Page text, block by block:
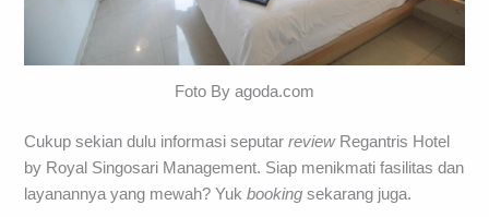
Foto By agoda.com
Cukup sekian dulu informasi seputarreviewRegantris Hotel
by Royal Singosari Management. Siap menikmati fasilitas dan
layanannya yang mewah? Yukbooking sekarang juga.